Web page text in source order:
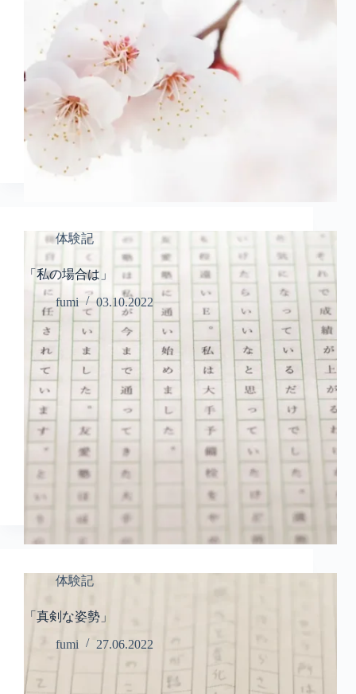
体験記
「私の場合は」
fumi 03.10.2022
体験記
「真剣な姿勢」
fumi 27.06.2022